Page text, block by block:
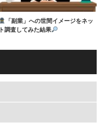
「副業」への世間イメージをネッ
ト調査してみた結果